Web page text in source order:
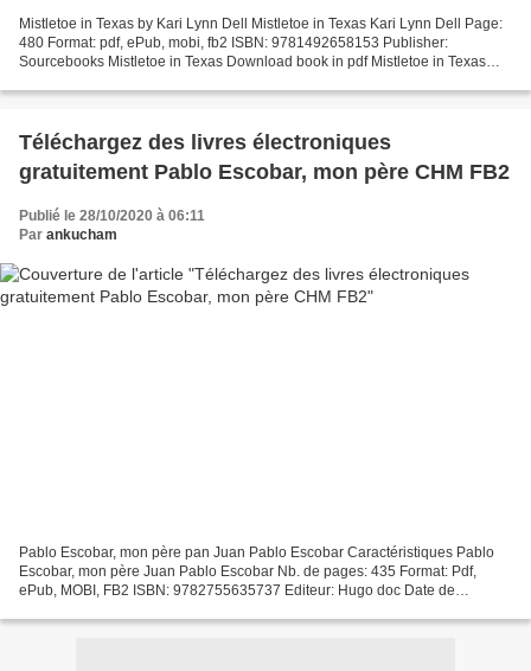
Mistletoe in Texas by Kari Lynn Dell Mistletoe in Texas Kari Lynn Dell Page:
480 Format: pdf, ePub, mobi, fb2 ISBN: 9781492658153 Publisher:
Sourcebooks Mistletoe in Texas Download book in pdf Mistletoe in Texas
Téléchargez des livres électroniques
gratuitement Pablo Escobar, mon père CHM FB2
Publié le 28/10/2020 à 06:11
Par ankucham
Pablo Escobar, mon père pan Juan Pablo Escobar Caractéristiques Pablo
Escobar, mon père Juan Pablo Escobar Nb. de pages: 435 Format: Pdf,
ePub, MOBI, FB2 ISBN: 9782755635737 Editeur: Hugo doc Date de